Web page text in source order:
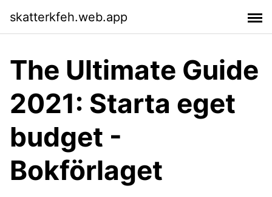
skatterkfeh.web.app
The Ultimate Guide
2021: Starta eget
budget -
Bokförlaget